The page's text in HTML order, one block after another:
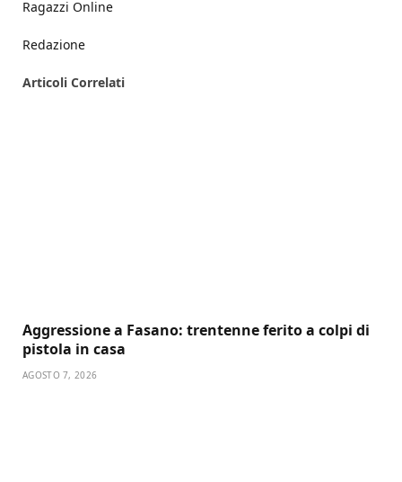
Ragazzi Online
Redazione
Articoli Correlati
Aggressione a Fasano: trentenne ferito a colpi di
pistola in casa
AGOSTO 7, 2026